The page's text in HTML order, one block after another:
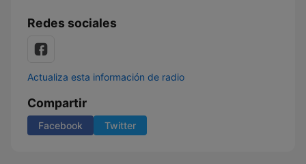
Redes sociales
Actualiza esta información de radio
Compartir
Facebook Twitter